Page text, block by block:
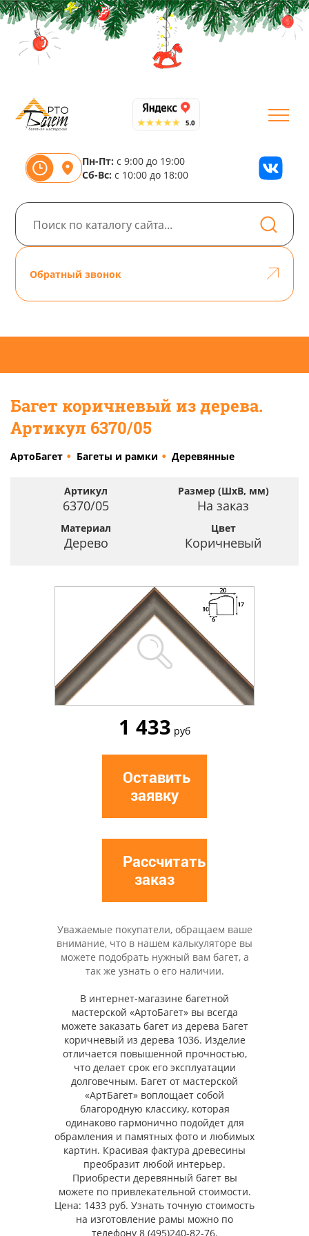
Пн-Пт: с 9:00 до 19:00
Сб-Вс: с 10:00 до 18:00
Обратный звонок
Багет коричневый из дерева.
Артикул 6370/05
АртоБагет Багеты и рамки Деревянные
Артикул
6370/05
Размер (ШхВ, мм)
На заказ
Материал
Дерево
Цвет
Коричневый
1 433 руб
Оставить
заявку
Рассчитать
заказ
Уважаемые покупатели, обращаем ваше
внимание, что в нашем калькуляторе вы
можете подобрать нужный вам багет, а
так же узнать о его наличии.
В интернет-магазине багетной
мастерской «АртоБагет» вы всегда
можете заказать багет из дерева Багет
коричневый из дерева 1036. Изделие
отличается повышенной прочностью,
что делает срок его эксплуатации
долговечным. Багет от мастерской
«АртБагет» воплощает собой
благородную классику, которая
одинаково гармонично подойдет для
обрамления и памятных фото и любимых
картин. Красивая фактура древесины
преобразит любой интерьер.
Приобрести деревянный багет вы
можете по привлекательной стоимости.
Цена: 1433 руб. Узнать точную стоимость
на изготовление рамы можно по
телефону 8 (495)240-82-76.